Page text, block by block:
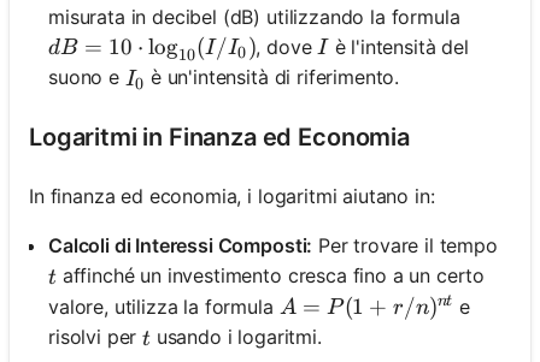
misurata in decibel (dB) utilizzando la formula
dB = 10 \cdot \log_{10}(I/I_0)
dB = 10 ⋅ log10(I/I0), dove I
Iè l'intensità del
suono e I_0
I0 è un'intensità di riferimento.
Logaritmi in Finanza ed Economia
In finanza ed economia, i logaritmi aiutano in:
Calcoli di Interessi Composti: Per trovare il tempo
t
taffinché un investimento cresca fino a un certo
valore, utilizza la formula A = P(1 + r/n)^{nt}
A = P(1 + r/n)nt e
risolvi pert
tusando i logaritmi.